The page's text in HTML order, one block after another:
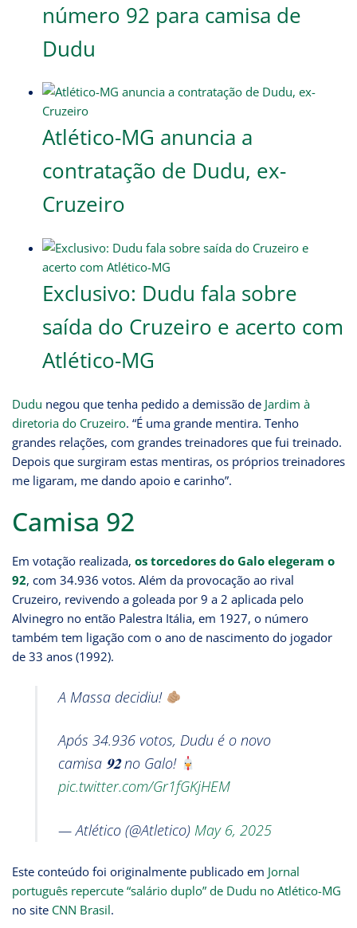
número 92 para camisa de
Dudu
Atlético-MG anuncia a
contratação de Dudu, ex-
Cruzeiro
Exclusivo: Dudu fala sobre
saída do Cruzeiro e acerto com
Atlético-MG
Dudu negou que tenha pedido a demissão de Jardim à
diretoria do Cruzeiro. “É uma grande mentira. Tenho
grandes relações, com grandes treinadores que fui treinado.
Depois que surgiram estas mentiras, os próprios treinadores
me ligaram, me dando apoio e carinho”.
Camisa 92
Em votação realizada, os torcedores do Galo elegeram o
92, com 34.936 votos. Além da provocação ao rival
Cruzeiro, revivendo a goleada por 9 a 2 aplicada pelo
Alvinegro no então Palestra Itália, em 1927, o número
também tem ligação com o ano de nascimento do jogador
de 33 anos (1992).
A Massa decidiu!
Após 34.936 votos, Dudu é o novo
camisa 𝟗𝟐 no Galo!
pic.twitter.com/Gr1fGKjHEM
— Atlético (@Atletico) May 6, 2025
Este conteúdo foi originalmente publicado em Jornal
português repercute “salário duplo” de Dudu no Atlético-MG
no site CNN Brasil.